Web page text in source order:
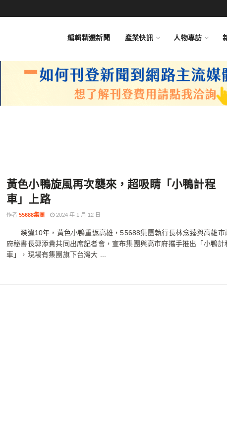
編輯精選新聞 產業快訊 人物專訪
黃色小鴨旋風再次襲來，超吸睛「小鴨計程
車」上路
作者 55688集團 2024 年 1 月 12 日
睽違10年，黃色小鴨重返高雄，55688集團執行長林念臻與高雄市
府秘書長郭添貴共同出席記者會，宣布集團與高市府攜手推出「小鴨計
車」，現場有集團旗下台灣大 ...